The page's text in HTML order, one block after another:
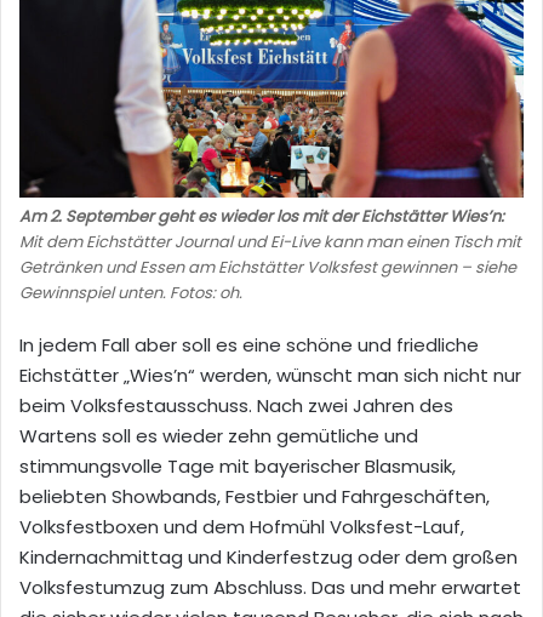
Am 2. September geht es wieder los mit der Eichstätter Wies’n:
Mit dem Eichstätter Journal und Ei-Live kann man einen Tisch mit
Getränken und Essen am Eichstätter Volksfest gewinnen – siehe
Gewinnspiel unten. Fotos: oh.
In jedem Fall aber soll es eine schöne und friedliche
Eichstätter „Wies’n“ werden, wünscht man sich nicht nur
beim Volksfestausschuss. Nach zwei Jahren des
Wartens soll es wieder zehn gemütliche und
stimmungsvolle Tage mit bayerischer Blasmusik,
beliebten Showbands, Festbier und Fahrgeschäften,
Volksfestboxen und dem Hofmühl Volksfest-Lauf,
Kindernachmittag und Kinderfestzug oder dem großen
Volksfestumzug zum Abschluss. Das und mehr erwartet